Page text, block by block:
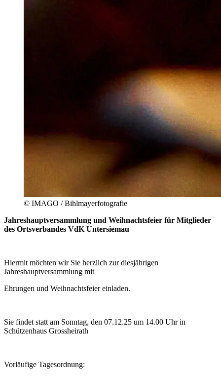
© IMAGO / Bihlmayerfotografie
Jahreshauptversammlung und Weihnachtsfeier für Mitglieder
des Ortsverbandes VdK Untersiemau
Hiermit möchten wir Sie herzlich zur diesjährigen
Jahreshauptversammlung mit
Ehrungen und Weihnachtsfeier einladen.
Sie findet statt am Sonntag, den 07.12.25 um 14.00 Uhr in
Schützenhaus Grossheirath
Vorläufige Tagesordnung: